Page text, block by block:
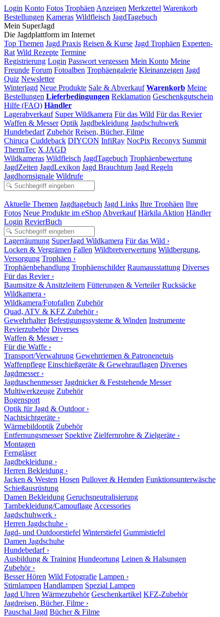
Login Konto Fotos Trophäen Anzeigen Merkzettel Warenkorb
Bestellungen Kameras Wildfleisch JagdTagebuch
Mein SuperJagd
Die Jagdplattform im Internet
Top Themen Jagd Praxis Reisen & Kurse Jagd Trophäen Experten-
Rat Wild Rezepte Termine
Registrierung Login Passwort vergessen Mein Konto Meine
Freunde Forum Fotoalben Trophäengalerie Kleinanzeigen Jagd
Quiz Newsletter
Winterjagd Neue Produkte Sale & Abverkauf Warenkorb Meine
Bestellungen Lieferbedingungen Reklamation Geschenkgutschein
Hilfe (FAQ) Händler
Lagerabverkauf Super Wildkamera Für das Wild Für das Revier
Waffen & Messer Optik Jagdbekleidung Jagdschuhwerk
Hundebedarf Zubehör Reisen, Bücher, Filme
Chiruca Cuddeback DIYCON InfiRay NocPix Reconyx Summit
ThermTec X JAGD
Wildkameras Wildfleisch JagdTagebuch Trophäenbewertung
JagdZeiten JagdLexikon Jagd Brauchtum Jagd Regeln
Jagdhornsignale Wildrufe
Aktuelle Themen Jagdtagebuch Jagd Links Ihre Trophäen Ihre
Fotos Neue Produkte im eShop Abverkauf Härkila Aktion Händler
Login RevierBuch
Lagerräumung SuperJagd Wildkamera Für das Wild ›
Locken & Vergrämen Fallen Wildbretverwertung Wildbergung,
Versorgung Trophäen ›
Trophäenbehandlung Trophäenschilder Raumausstattung Diverses
Für das Revier ›
Baumsitze & Ansitzleitern Fütterungen & Verteiler Rucksäcke
Wildkamera ›
Wildkamera/Fotofallen Zubehör
Quad, ATV & KFZ Zubehör ›
Gewehrhalter Befestigungssysteme & Winden Instrumente
Revierzubehör Diverses
Waffen & Messer ›
Für die Waffe ›
Transport/Verwahrung Gewehrriemen & Patronenetuis
Waffenpflege Einschießgeräte & Gewehrauflagen Diverses
Jagdmesser ›
Jagdtaschenmesser Jagdnicker & Feststehende Messer
Multiwerkzeuge Zubehör
Bogensport
Optik für Jagd & Outdoor ›
Nachtsichtgeräte ›
Wärmebildoptik Zubehör
Entfernungsmesser Spektive Zielfernrohre & Zielgeräte ›
Montagen
Ferngläser
Jagdbekleidung ›
Herren Bekleidung ›
Jacken & Westen Hosen Pullover & Hemden Funktionsunterwäsche
Schießausrüstung
Damen Bekleidung Geruchsneutralisierung
Tarnbekleidung/Camouflage Accessories
Jagdschuhwerk ›
Herren Jagdschuhe ›
Jagd- und Outdoorstiefel Winterstiefel Gummistiefel
Damen Jagdschuhe
Hundebedarf ›
Ausbildung & Training Hundeortung Leinen & Halsungen
Zubehör ›
Besser Hören Wild Fotografie Lampen ›
Stirnlampen Handlampen Spezial Lampen
Jagd Uhren Wärmezubehör Geschenkartikel KFZ-Zubehör
Jagdreisen, Bücher, Filme ›
Pauschal Jagd Bücher & Filme